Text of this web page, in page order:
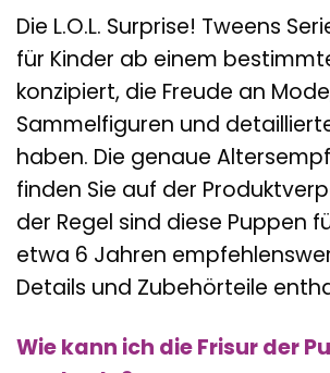
Die L.O.L. Surprise! Tweens
für Kinder ab einem
konzipiert, die Freude an
Sammelfiguren und
haben. Die genaue
finden Sie auf der
der Regel sind diese Puppen
etwa 6 Jahren
Details und Zubehörteile
Wie kann ich die Frisur der